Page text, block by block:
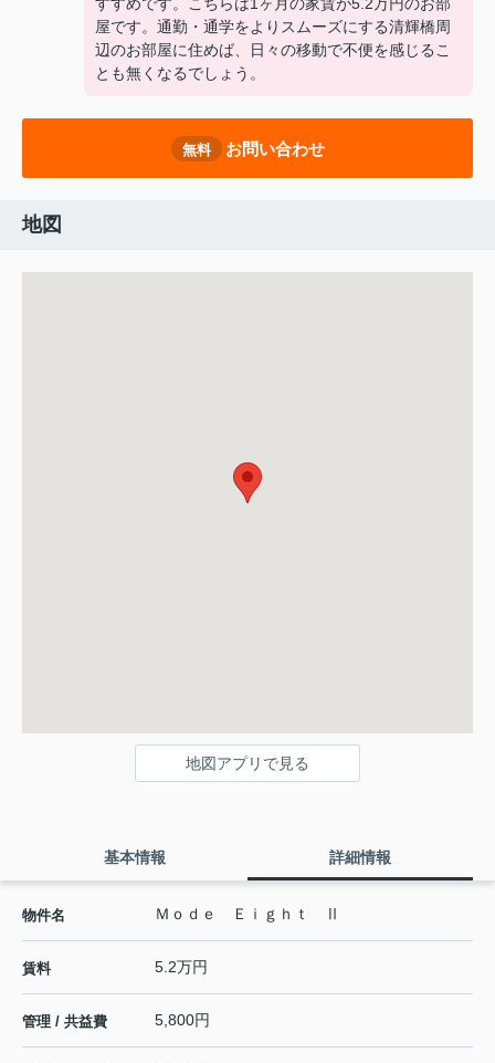
すすめです。こちらは1ヶ月の家賃が5.2万円のお部
屋です。通勤・通学をよりスムーズにする清輝橋周
辺のお部屋に住めば、日々の移動で不便を感じるこ
とも無くなるでしょう。
無料 お問い合わせ
地図
地図アプリで見る
基本情報 詳細情報
物件名 Ｍｏｄｅ Ｅｉｇｈｔ Ⅱ
賃料 5.2万円
管理 / 共益費 5,800円